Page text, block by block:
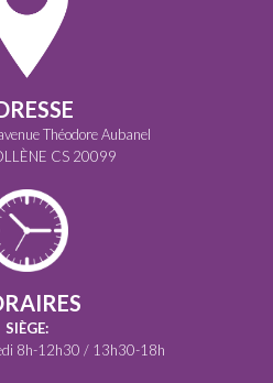
Théodore Aubanel
CS 20099
SIÈGE:
8h-12h30 / 13h30-18h